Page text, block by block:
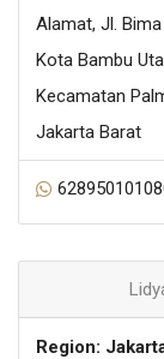
Alamat, Jl.
Kota Bambu
Kecamatan
Jakarta Barat
Region: